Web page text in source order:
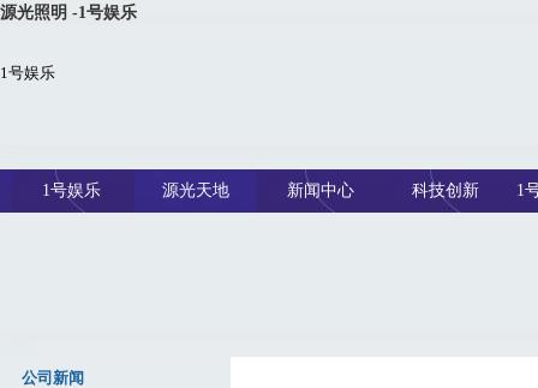
源光照明 -1号娱乐
1号娱乐
1号娱乐 源光天地 新闻中心 科技创新 1
公司新闻